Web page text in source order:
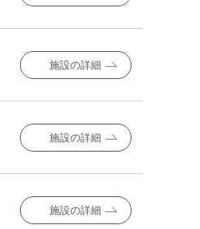
施設の詳細
施設の詳細
施設の詳細